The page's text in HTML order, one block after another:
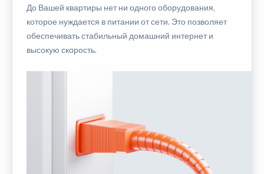
До Вашей квартиры нет ни одного оборудования,
которое нуждается в питании от сети. Это позволяет
обеспечивать стабильный домашний интернет и
высокую скорость.